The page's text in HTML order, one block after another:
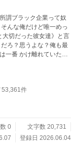
謂ブラック企業って奴
んな俺だけど唯一めっ
大切だった彼女達》と言
ろ？思うよな？俺も最
一番 かけ離れていた。
にするのにどれだけの
ロイン達を主人公と く
しい、目眩がして気付
た。 鏡の前で
ん だけど？！
53,361件
0
文字数 20,731
登録日 2026.06.04